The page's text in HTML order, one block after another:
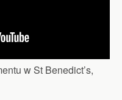
w St Benedict’s,